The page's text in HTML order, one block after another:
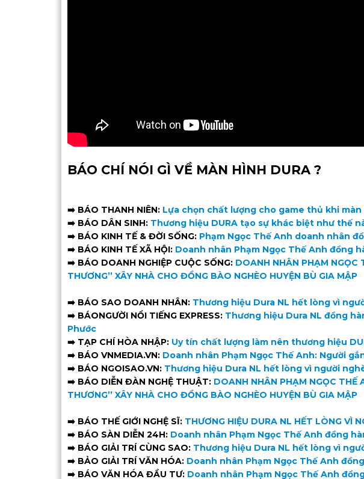
BÁO CHÍ NÓI GÌ VỀ MÀN HÌNH DURA ?
➡️ BÁO THANH NIÊN: Lựa chọn chất lượng cho game thủ khi
➡️ BÁO DÂN SINH: Thương hiệu DURA tạo sự khác biệt như thế
➡️ BÁO KINH TẾ & ĐỜI SỐNG: Phạm Ngọc Thế Anh doanh nhân
➡️ BÁO KINH TẾ XÃ HỘI: Doanh nhân Phạm Ngọc Thế Anh đồng
➡️ BÁO DOANH NGHIỆP CUỘC SỐNG: DOANH NHÂN PHẠM NGỌC
THƯƠNG’’ XÂY NHÀ CHO ĐỒNG BÀO NGHÈO HUYỆN BÙ GIA MẬP
➡️ BÁO SAO DOANH NHÂN: Thương hiệu Dura NL hết lòng vì
➡️ BÁONGƯỜI NỔI TIẾNG EXPRESS: Thương hiệu Dura NL đồng
Phước
➡️ TẠP CHÍ HÒA NHẬP: Uy tín chất lượng làm nên thương hiệu
➡️ BÁO VNMEDIA.VN: Doanh nhân Phạm Ngọc Thế Anh: Người
➡️ BÁO NGOISAO.VN: Thương hiệu Dura NL hết lòng vì người
➡️ BÁO DIỄN ĐÀN NGHỆ THUẬT: DOANH NHÂN PHẠM NGỌC THẾ
THƯƠNG’’ XÂY NHÀ CHO ĐỒNG BÀO NGHÈO HUYỆN BÙ GIA MẬP
➡️ BÁO THẾ GIỚI NGHỆ SĨ: THƯƠNG HIỆU DURA NL HẾT LÒNG VÌ
➡️ BÁO SÀN DIỄN 24H: Doanh nhân Phạm Ngọc Thế Anh đồng
➡️ BÁO GIẢI TRÍ CÙNG SAO: Thương hiệu Dura NL hết lòng vì
➡️ BẢO GIẢI TRÍ VĂN HÓA: Doanh nhân Phạm Ngọc Thế Anh
➡️ BÁO VĂN HÓA ĐẦU TƯ: Doanh nhân Phạm Ngọc Thế Anh